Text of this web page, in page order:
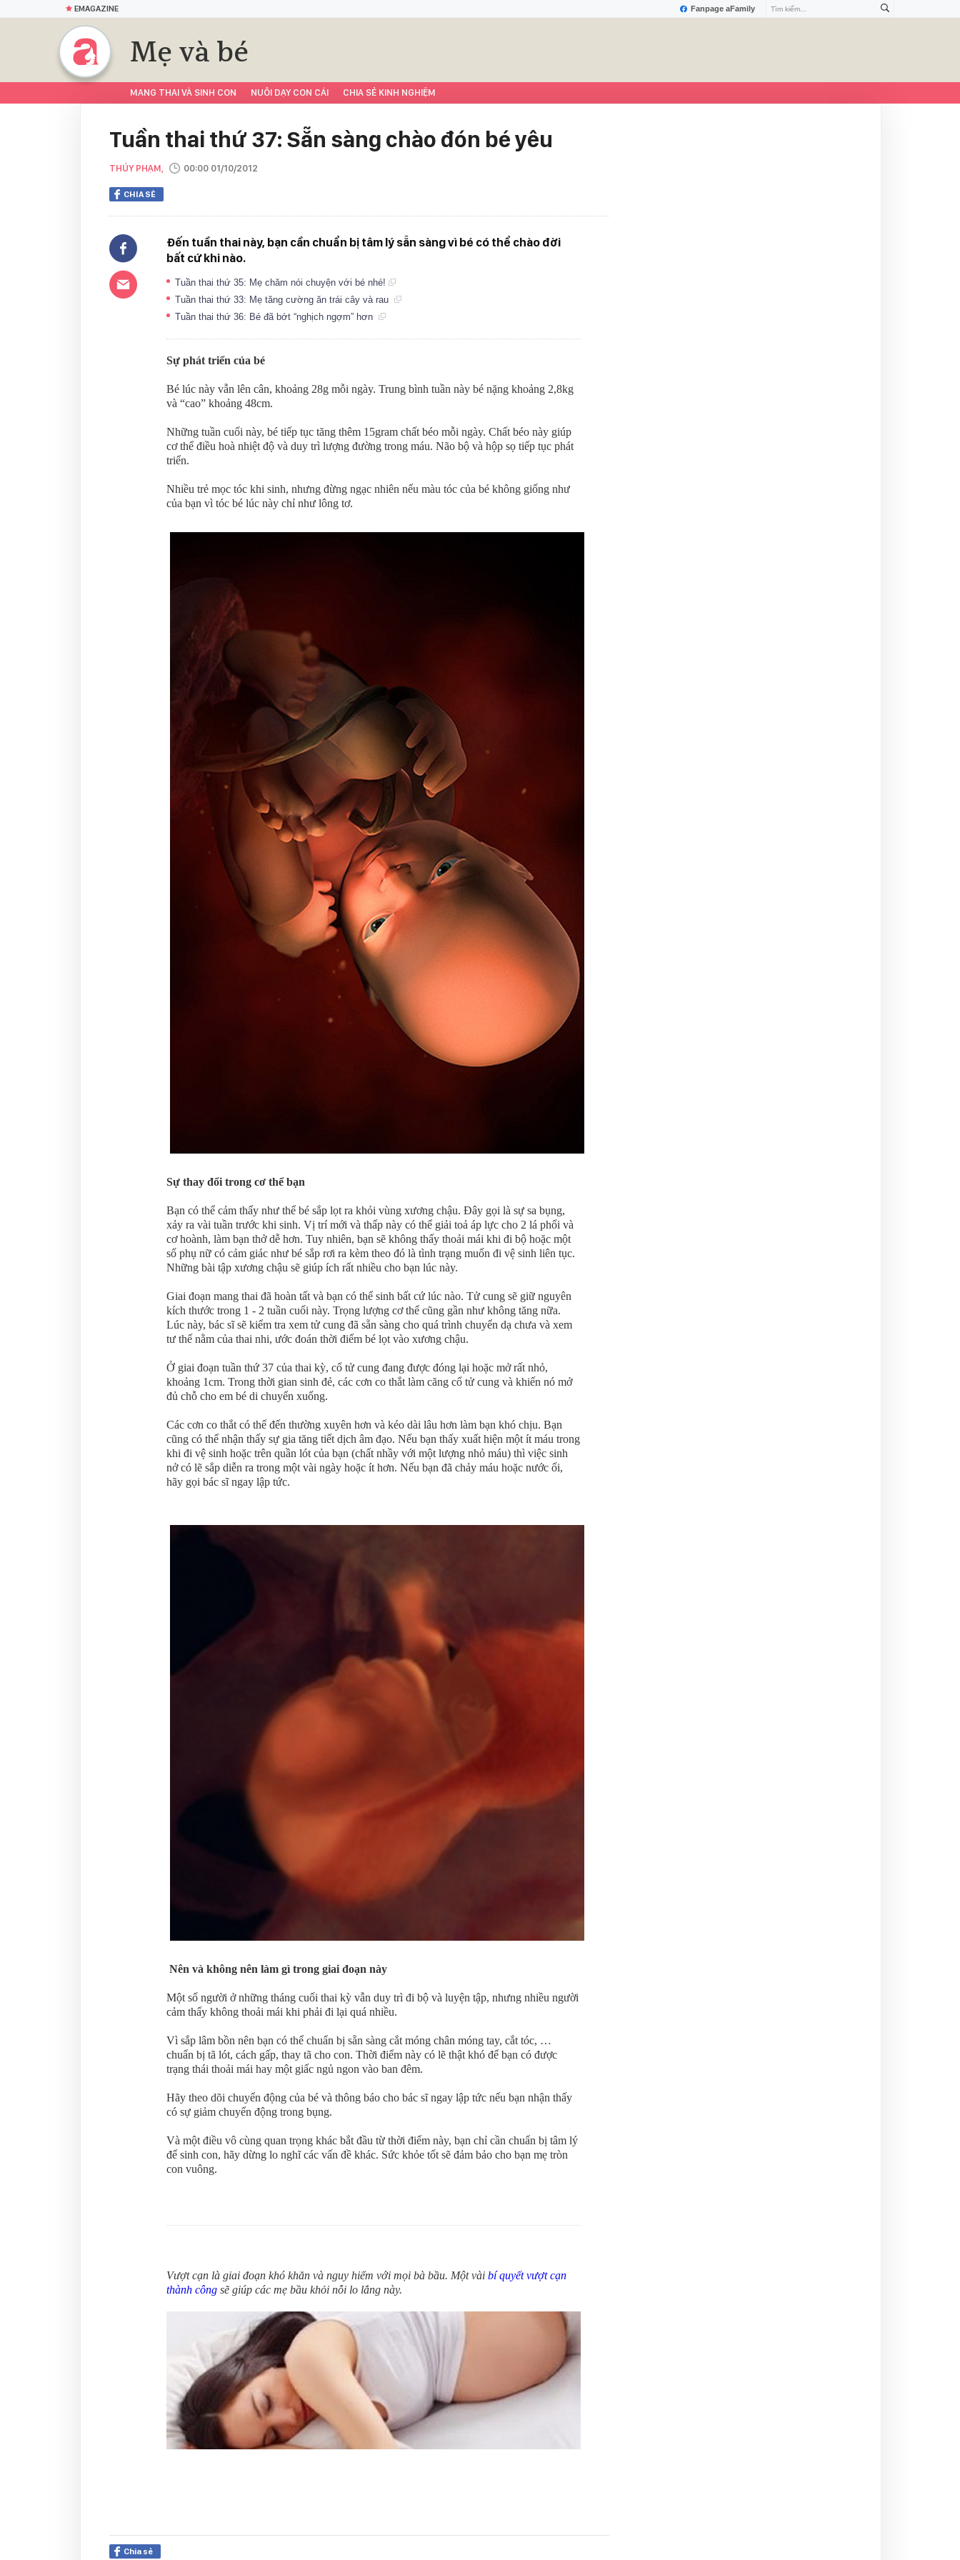
Fanpage aFamily
EMAGAZINE
Mẹ và bé
MANG THAI VÀ SINH CON NUÔI DẠY CON CÁI CHIA SẺ KINH NGHIỆM
Tuần thai thứ 37: Sẵn sàng chào đón bé yêu
THÚY PHẠM, 00:00 01/10/2012
CHIA SẺ
Đến tuần thai này, bạn cần chuẩn bị tâm lý sẵn sàng vì bé có thể chào đời
bất cứ khi nào.
Tuần thai thứ 35: Mẹ chăm nói chuyện với bé nhé!
Tuần thai thứ 33: Mẹ tăng cường ăn trái cây và rau
Tuần thai thứ 36: Bé đã bớt “nghịch ngợm” hơn
Sự phát triển của bé
Bé lúc này vẫn lên cân, khoảng 28g mỗi ngày. Trung bình tuần này bé nặng khoảng 2,8kg
và “cao” khoảng 48cm.
Những tuần cuối này, bé tiếp tục tăng thêm 15gram chất béo mỗi ngày. Chất béo này giúp
cơ thể điều hoà nhiệt độ và duy trì lượng đường trong máu. Não bộ và hộp sọ tiếp tục phát
triển.
Nhiều trẻ mọc tóc khi sinh, nhưng đừng ngạc nhiên nếu màu tóc của bé không giống như
của bạn vì tóc bé lúc này chỉ như lông tơ.
Sự thay đổi trong cơ thể bạn
Bạn có thể cảm thấy như thể bé sắp lọt ra khỏi vùng xương chậu. Đây gọi là sự sa bụng,
xảy ra vài tuần trước khi sinh. Vị trí mới và thấp này có thể giải toả áp lực cho 2 lá phổi và
cơ hoành, làm bạn thở dễ hơn. Tuy nhiên, bạn sẽ không thấy thoải mái khi đi bộ hoặc một
số phụ nữ có cảm giác như bé sắp rơi ra kèm theo đó là tình trạng muốn đi vệ sinh liên tục.
Những bài tập xương chậu sẽ giúp ích rất nhiều cho bạn lúc này.
Giai đoạn mang thai đã hoàn tất và bạn có thể sinh bất cứ lúc nào. Tử cung sẽ giữ nguyên
kích thước trong 1 - 2 tuần cuối này. Trọng lượng cơ thể cũng gần như không tăng nữa.
Lúc này, bác sĩ sẽ kiểm tra xem tử cung đã sẵn sàng cho quá trình chuyển dạ chưa và xem
tư thế nằm của thai nhi, ước đoán thời điểm bé lọt vào xương chậu.
Ở giai đoạn tuần thứ 37 của thai kỳ, cổ tử cung đang được đóng lại hoặc mở rất nhỏ,
khoảng 1cm. Trong thời gian sinh đẻ, các cơn co thắt làm căng cổ tử cung và khiến nó mở
đủ chỗ cho em bé di chuyển xuống.
Các cơn co thắt có thể đến thường xuyên hơn và kéo dài lâu hơn làm bạn khó chịu. Bạn
cũng có thể nhận thấy sự gia tăng tiết dịch âm đạo. Nếu bạn thấy xuất hiện một ít máu trong
khi đi vệ sinh hoặc trên quần lót của bạn (chất nhầy với một lượng nhỏ máu) thì việc sinh
nở có lẽ sắp diễn ra trong một vài ngày hoặc ít hơn. Nếu bạn đã chảy máu hoặc nước ối,
hãy gọi bác sĩ ngay lập tức.
Nên và không nên làm gì trong giai đoạn này
Một số người ở những tháng cuối thai kỳ vẫn duy trì đi bộ và luyện tập, nhưng nhiều người
cảm thấy không thoải mái khi phải đi lại quá nhiều.
Vì sắp lâm bồn nên bạn có thể chuẩn bị sẵn sàng cắt móng chân móng tay, cắt tóc, …
chuẩn bị tã lót, cách gấp, thay tã cho con. Thời điểm này có lẽ thật khó để bạn có được
trạng thái thoải mái hay một giấc ngủ ngon vào ban đêm.
Hãy theo dõi chuyển động của bé và thông báo cho bác sĩ ngay lập tức nếu bạn nhận thấy
có sự giảm chuyển động trong bụng.
Và một điều vô cùng quan trọng khác bắt đầu từ thời điểm này, bạn chỉ cần chuẩn bị tâm lý
để sinh con, hãy dừng lo nghĩ các vấn đề khác. Sức khỏe tốt sẽ đảm bảo cho bạn mẹ tròn
con vuông.
Vượt cạn là giai đoạn khó khăn và nguy hiểm với mọi bà bầu. Một vài bí quyết vượt cạn
thành công sẽ giúp các mẹ bầu khỏi nỗi lo lắng này.
Chia sẻ